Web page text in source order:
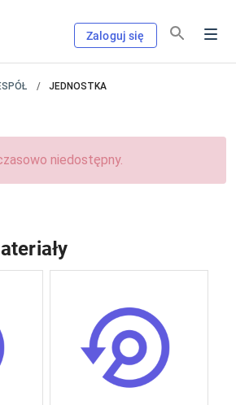
Zaloguj się
JEDNOSTKA
niedostępny.